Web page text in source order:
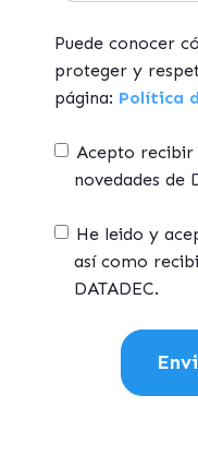
Puede conocer
proteger y
página: Política
Acepto recibir
novedades de
He leido y
así como
DATADEC.